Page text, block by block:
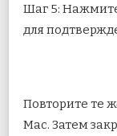
Шаг 5:
для
Повторите те
Mac. Затем